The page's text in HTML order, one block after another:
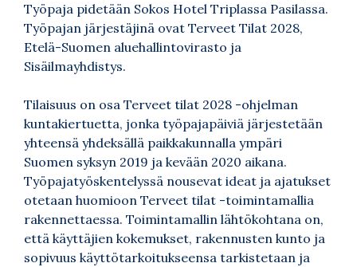
Työpaja pidetään Sokos Hotel Triplassa Pasilassa.
Työpajan järjestäjinä ovat Terveet Tilat 2028,
Etelä-Suomen aluehallintovirasto ja
Sisäilmayhdistys.
Tilaisuus on osa Terveet tilat 2028 -ohjelman
kuntakiertuetta, jonka työpajapäiviä järjestetään
yhteensä yhdeksällä paikkakunnalla ympäri
Suomen syksyn 2019 ja kevään 2020 aikana.
Työpajatyöskentelyssä nousevat ideat ja ajatukset
otetaan huomioon Terveet tilat -toimintamallia
rakennettaessa. Toimintamallin lähtökohtana on,
että käyttäjien kokemukset, rakennusten kunto ja
sopivuus käyttötarkoitukseensa tarkistetaan ja